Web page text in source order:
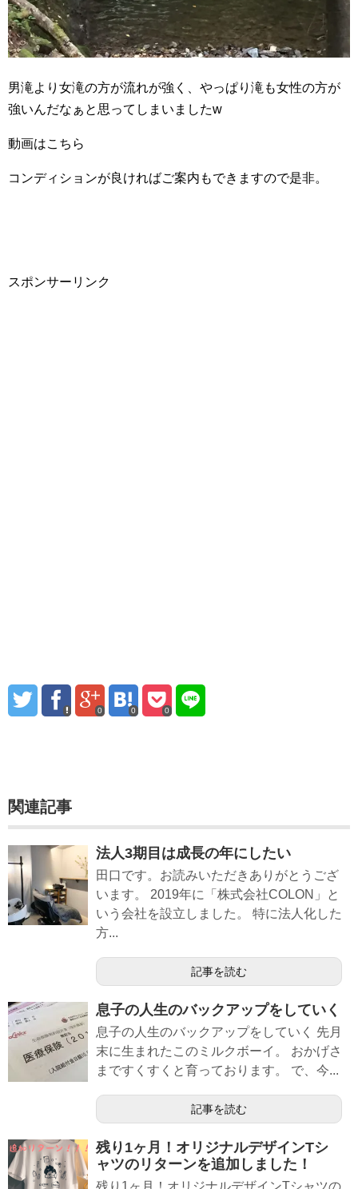
男滝より女滝の方が流れが強く、やっぱり滝も女性の方が
強いんだなぁと思ってしまいましたw
動画はこちら
コンディションが良ければご案内もできますので是非。
スポンサーリンク
0 0 0
関連記事
法人3期目は成長の年にしたい
田口です。お読みいただきありがとうござ
います。 2019年に「株式会社COLON」と
いう会社を設立しました。 特に法人化した
方...
記事を読む
息子の人生のバックアップをしていく
息子の人生のバックアップをしていく 先月
末に生まれたこのミルクボーイ。 おかげさ
まですくすくと育っております。 で、今...
記事を読む
残り1ヶ月！オリジナルデザインTシ
ャツのリターンを追加しました！
残り1ヶ月！オリジナルデザインTシャツの